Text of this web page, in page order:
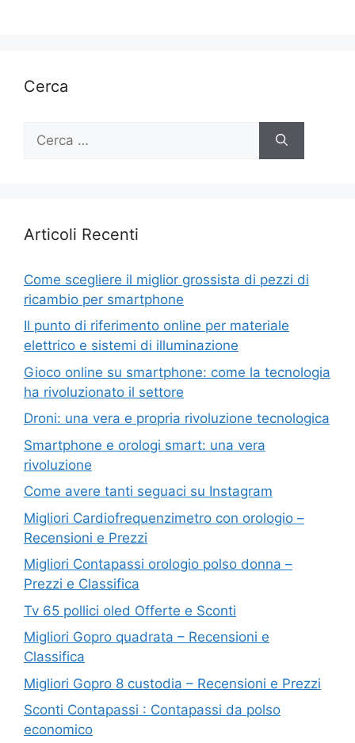
Cerca
per:
Articoli Recenti
Come scegliere il miglior grossista di pezzi di
ricambio per smartphone
Il punto di riferimento online per materiale
elettrico e sistemi di illuminazione
Gioco online su smartphone: come la tecnologia
ha rivoluzionato il settore
Droni: una vera e propria rivoluzione tecnologica
Smartphone e orologi smart: una vera
rivoluzione
Come avere tanti seguaci su Instagram
Migliori Cardiofrequenzimetro con orologio –
Recensioni e Prezzi
Migliori Contapassi orologio polso donna –
Prezzi e Classifica
Tv 65 pollici oled Offerte e Sconti
Migliori Gopro quadrata – Recensioni e
Classifica
Migliori Gopro 8 custodia – Recensioni e Prezzi
Sconti Contapassi : Contapassi da polso
economico